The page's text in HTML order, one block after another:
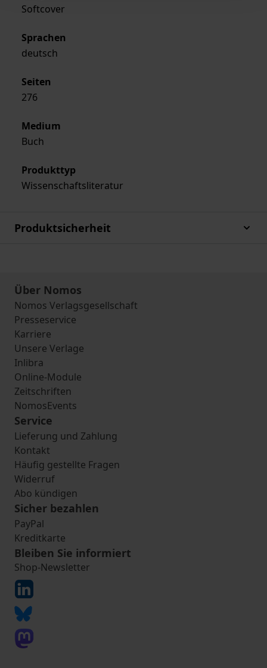
Softcover
Sprachen
deutsch
Seiten
276
Medium
Buch
Produkttyp
Wissenschaftsliteratur
Produktsicherheit
Über Nomos
Nomos Verlagsgesellschaft
Presseservice
Karriere
Unsere Verlage
Inlibra
Online-Module
Zeitschriften
NomosEvents
Service
Lieferung und Zahlung
Kontakt
Häufig gestellte Fragen
Widerruf
Abo kündigen
Sicher bezahlen
PayPal
Kreditkarte
Bleiben Sie informiert
Shop-Newsletter